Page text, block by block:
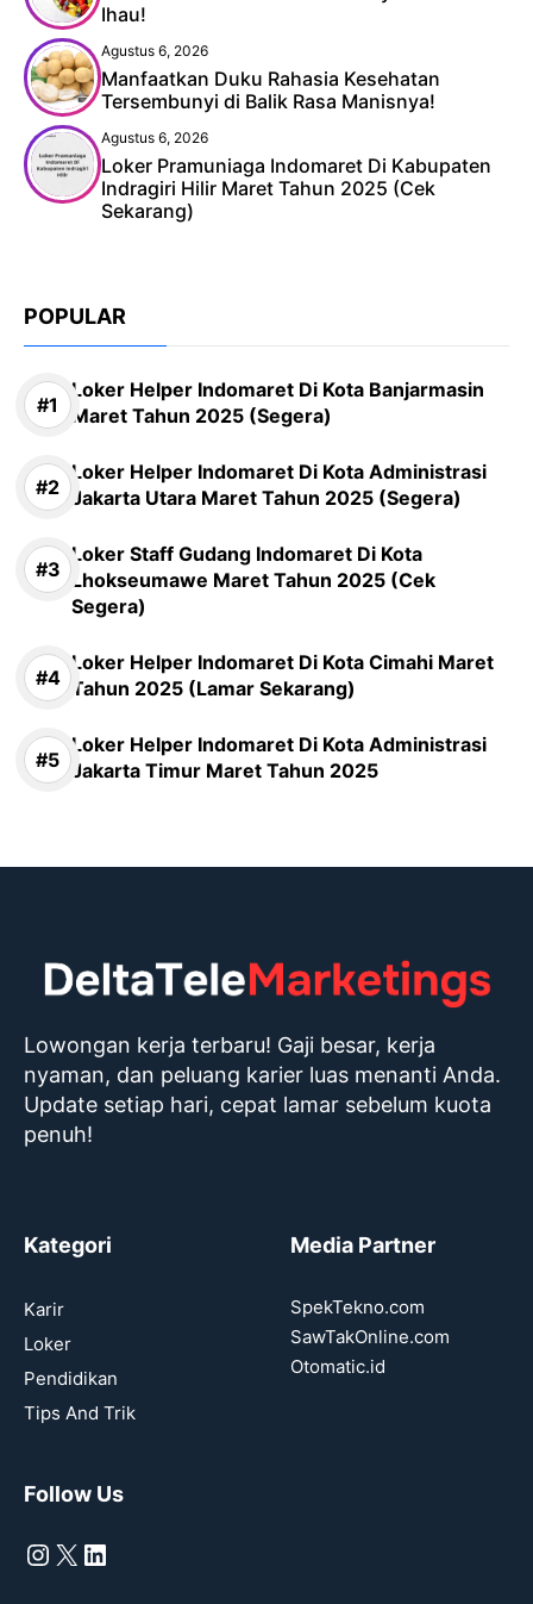
Ihau!
Agustus 6, 2026
Manfaatkan Duku Rahasia Kesehatan
Tersembunyi di Balik Rasa Manisnya!
Agustus 6, 2026
Loker Pramuniaga Indomaret Di Kabupaten
Indragiri Hilir Maret Tahun 2025 (Cek
Sekarang)
POPULAR
Loker Helper Indomaret Di Kota Banjarmasin
Maret Tahun 2025 (Segera)
Loker Helper Indomaret Di Kota Administrasi
Jakarta Utara Maret Tahun 2025 (Segera)
Loker Staff Gudang Indomaret Di Kota
Lhokseumawe Maret Tahun 2025 (Cek
Segera)
Loker Helper Indomaret Di Kota Cimahi Maret
Tahun 2025 (Lamar Sekarang)
Loker Helper Indomaret Di Kota Administrasi
Jakarta Timur Maret Tahun 2025
Lowongan kerja terbaru! Gaji besar, kerja
nyaman, dan peluang karier luas menanti Anda.
Update setiap hari, cepat lamar sebelum kuota
penuh!
Kategori
Karir
Loker
Pendidikan
Tips And Trik
Media Partner
SpekTekno.com
SawTakOnline.com
Otomatic.id
Follow Us
Instagram
X LinkedIn